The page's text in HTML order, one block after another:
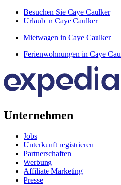
Besuchen Sie Caye Caulker
Urlaub in Caye Caulker
Mietwagen in Caye Caulker
Ferienwohnungen in Caye
Unternehmen
Jobs
Unterkunft registrieren
Partnerschaften
Werbung
Affiliate Marketing
Presse